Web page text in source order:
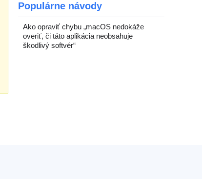
Populárne návody
Ako opraviť chybu „macOS nedokáže
overiť, či táto aplikácia neobsahuje
škodlivý softvér“